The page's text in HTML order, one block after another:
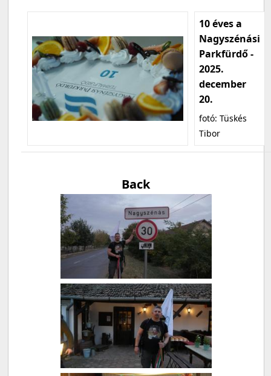
10 éves a
Nagyszénási
Parkfürdő -
2025.
december
20.
fotó: Tüskés
Tibor
Back